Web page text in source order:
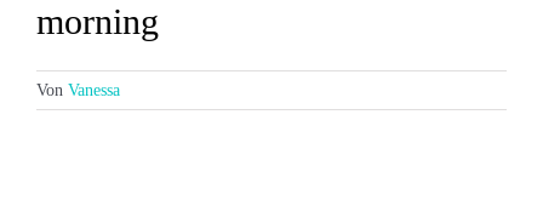
morning
Von Vanessa